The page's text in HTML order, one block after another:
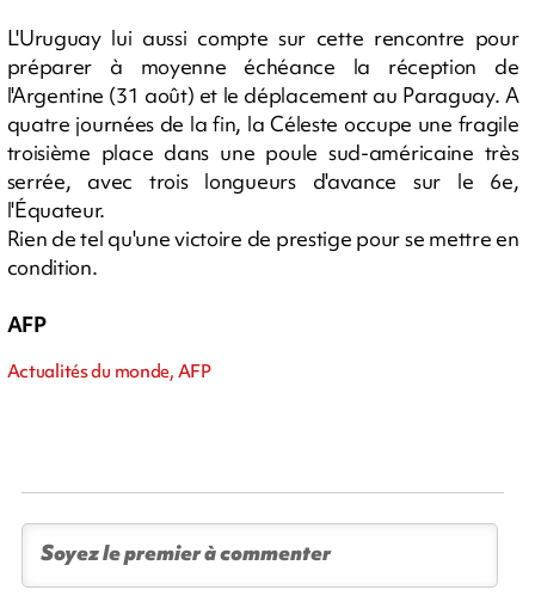
L'Uruguay lui aussi compte sur cette rencontre pour
préparer à moyenne échéance la réception de
l'Argentine (31 août) et le déplacement au Paraguay. A
quatre journées de la fin, la Céleste occupe une fragile
troisième place dans une poule sud-américaine très
serrée, avec trois longueurs d'avance sur le 6e,
l'Équateur.
Rien de tel qu'une victoire de prestige pour se mettre en
condition.
AFP
Actualités du monde, AFP